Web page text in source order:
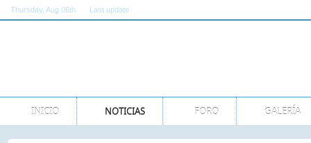
Thursday , Aug 06th Last update
INICIO NOTICIAS FORO GALERÍA